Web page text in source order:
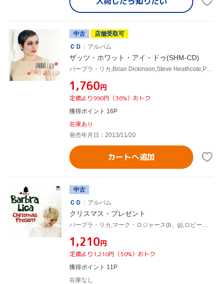
中古
店舗受取可
ＣＤ
アルバム
ザッツ・ホワット・アイ・ドゥ(SHM-CD)
バーブラ・リカ,Brian Dickinson,Steve Heathcote,Paul Novotny,レグ・シュワッガー,Colin Story,Rob Pilch,Joe Sealy
¥1,760円
定価より990円（36%）おトク
獲得ポイント 16P
在庫あり
発売年月日：2013/11/20
カートへ追加
中古
ＣＤ
アルバム
クリスマス・プレゼント
¥1,210円
定価より1,210円（50%）おトク
獲得ポイント 11P
在庫なし